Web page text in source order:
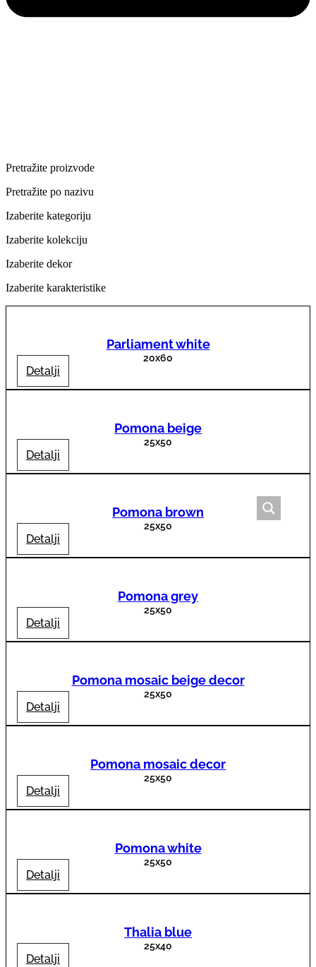
Pretražite proizvode
Pretražite po nazivu
Izaberite kategoriju
Izaberite kolekciju
Izaberite dekor
Izaberite karakteristike
Parliament white
20x60
Detalji
Pomona beige
25x50
Detalji
Pomona brown
25x50
Detalji
Pomona grey
25x50
Detalji
Pomona mosaic beige decor
25x50
Detalji
Pomona mosaic decor
25x50
Detalji
Pomona white
25x50
Detalji
Thalia blue
25x40
Detalji